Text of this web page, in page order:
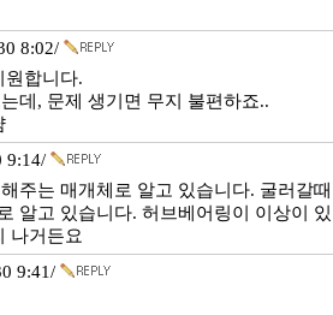
8:02/
원합니다.
데, 문제 생기면 무지 불편하죠..
9:14/
주는 매개체로 알고 있습니다. 굴러갈때
알고 있습니다. 허브베어링이 이상이 있
나거든요
9:41/